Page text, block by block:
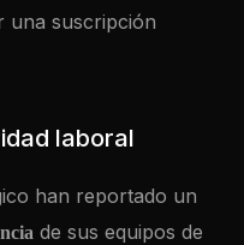
una suscripción
laboral
han reportado un
de sus equipos de